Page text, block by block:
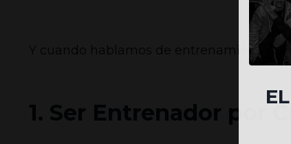
Y cuando hablamos de entrenamiento
1. Ser Entrenador por